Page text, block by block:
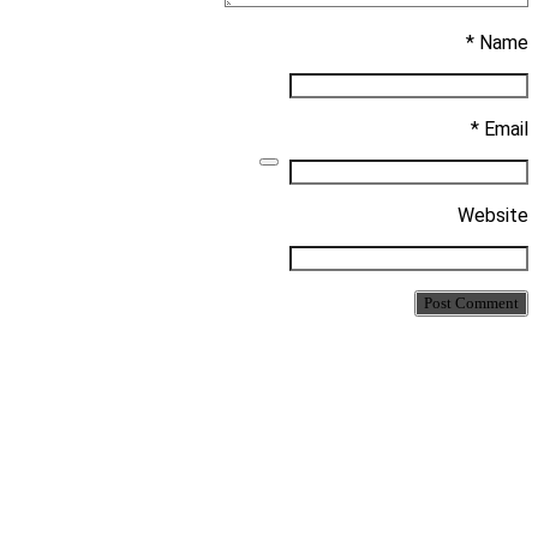
Name *
Email *
Website
Post Comment